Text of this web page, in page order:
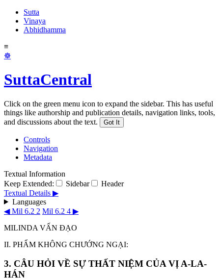
Sutta
Vinaya
Abhidhamma
≡
☸
SuttaCentral
Click on the green menu icon to expand the sidebar. This has useful
things like authorship and publication details, navigation links, tools,
and discussions about the text.
Got It
Controls
Navigation
Metadata
Textual Information
Keep Extended:
Sidebar
Header
Textual Details ▶
Languages
◀ Mil 6.2 2 Mil 6.2 4 ▶
MILINDA VẤN ĐẠO
II. PHẨM KHÔNG CHƯỚNG NGẠI:
3. CÂU HỎI VỀ SỰ THẤT NIỆM CỦA VỊ A-LA-
HÁN